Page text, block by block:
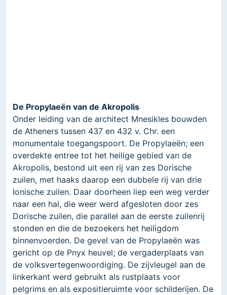
De Propylaeën van de Akropolis
Onder leiding van de architect Mnesikles bouwden
de Atheners tussen 437 en 432 v. Chr. een
monumentale toegangspoort. De Propylaeën; een
overdekte entree tot het heilige gebied van de
Akropolis, bestond uit een rij van zes Dorische
zuilen, met haaks daarop een dubbele rij van drie
Ionische zuilen. Daar doorheen liep een weg verder
naar een hal, die weer werd afgesloten door zes
Dorische zuilen, die parallel aan de eerste zuilenrij
stonden en die de bezoekers het heiligdom
binnenvoerden. De gevel van de Propylaeën was
gericht op de Pnyx heuvel; de vergaderplaats van
de volksvertegenwoordiging. De zijvleugel aan de
linkerkant werd gebruikt als rustplaats voor
pelgrims en als expositieruimte voor schilderijen. De